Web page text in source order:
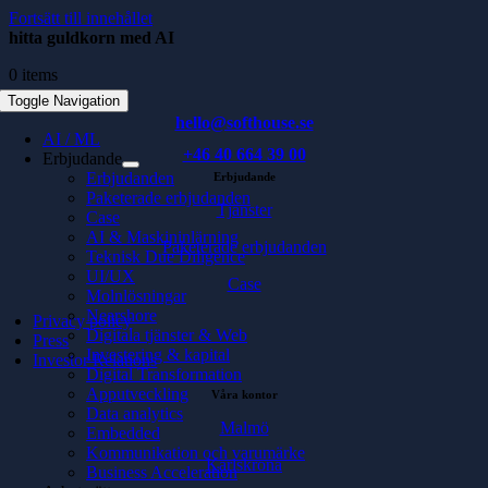
Fortsätt till innehållet
Toggle Navigation
AI / ML
Erbjudande
Erbjudanden
Paketerade erbjudanden
Case
AI & Maskininlärning
Teknisk Due Diligence
UI/UX
Molnlösningar
Nearshore
Digitala tjänster & Web
Investering & kapital
Digital Transformation
Apputveckling
Data analytics
Embedded
Kommunikation och varumärke
Business Acceleration
hitta guldkorn med AI
0 items
hello@softhouse.se
+46 40 664 39 00
Erbjudande
Tjänster
Paketerade erbjudanden
Case
Privacy policy
Press
Investor Relations
Våra kontor
Malmö
Karlskrona